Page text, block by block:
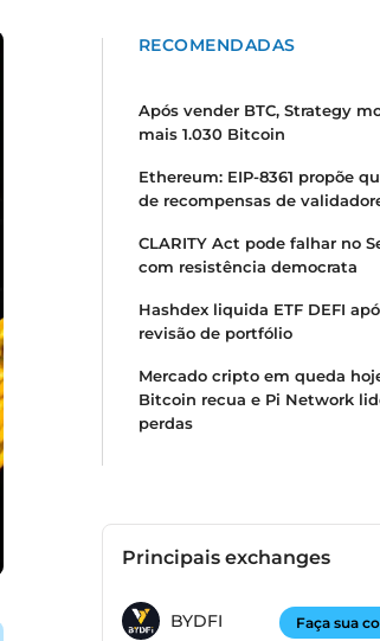
RECOMENDADAS
Após vender BTC, Strategy
mais 1.030 Bitcoin
Ethereum: EIP-8361 propõe
de recompensas de
CLARITY Act pode falhar no
com resistência democrata
Hashdex liquida ETF DEFI
revisão de portfólio
Mercado cripto em queda
Bitcoin recua e Pi Network
perdas
Principais exchanges
BYDFI Faça sua